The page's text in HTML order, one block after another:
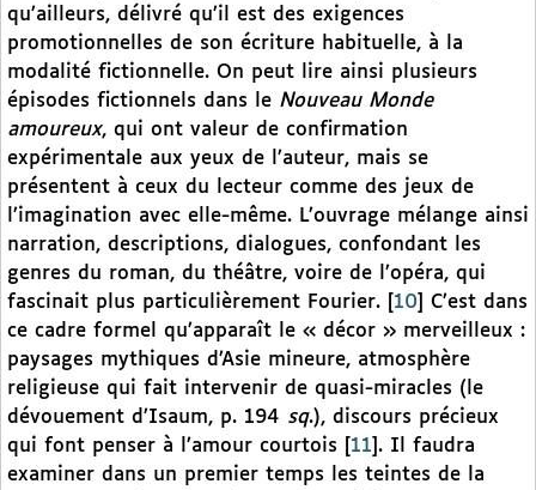
qu’ailleurs, délivré qu’il est des exigences
promotionnelles de son écriture habituelle, à la
modalité fictionnelle. On peut lire ainsi plusieurs
épisodes fictionnels dans le Nouveau Monde
amoureux, qui ont valeur de confirmation
expérimentale aux yeux de l’auteur, mais se
présentent à ceux du lecteur comme des jeux de
l’imagination avec elle-même. L’ouvrage mélange ainsi
narration, descriptions, dialogues, confondant les
genres du roman, du théâtre, voire de l’opéra, qui
fascinait plus particulièrement Fourier.
10
C’est dans
ce cadre formel qu’apparaît le « décor » merveilleux :
paysages mythiques d’Asie mineure, atmosphère
religieuse qui fait intervenir de quasi-miracles (le
dévouement d’Isaum, p. 194 sq.), discours précieux
qui font penser à l’amour courtois
11 . Il faudra
examiner dans un premier temps les teintes de la